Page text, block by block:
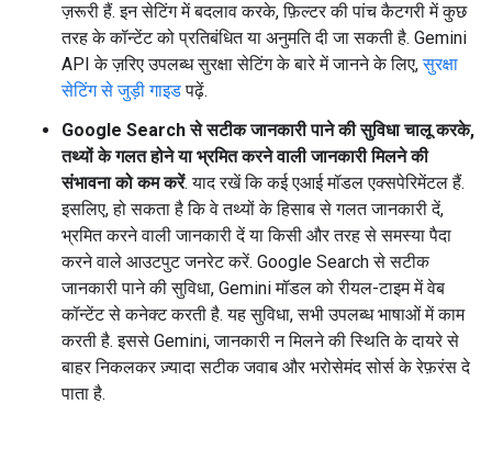
ज़रूरी हैं. इन सेटिंग में बदलाव करके, फ़िल्टर की पांच कैटगरी में कुछ
तरह के कॉन्टेंट को प्रतिबंधित या अनुमति दी जा सकती है. Gemini
API के ज़रिए उपलब्ध सुरक्षा सेटिंग के बारे में जानने के लिए,सुरक्षा
सेटिंग से जुड़ी गाइडपढ़ें.
Google Search से सटीक जानकारी पाने की सुविधा चालू करके,
तथ्यों के गलत होने या भ्रमित करने वाली जानकारी मिलने की
संभावना को कम करें. याद रखें कि कई एआई मॉडल एक्सपेरिमेंटल हैं.
इसलिए, हो सकता है कि वे तथ्यों के हिसाब से गलत जानकारी दें,
भ्रमित करने वाली जानकारी दें या किसी और तरह से समस्या पैदा
करने वाले आउटपुट जनरेट करें. Google Search से सटीक
जानकारी पाने की सुविधा, Gemini मॉडल को रीयल-टाइम में वेब
कॉन्टेंट से कनेक्ट करती है. यह सुविधा, सभी उपलब्ध भाषाओं में काम
करती है. इससे Gemini, जानकारी न मिलने की स्थिति के दायरे से
बाहर निकलकर ज़्यादा सटीक जवाब और भरोसेमंद सोर्स के रेफ़रंस दे
पाता है.